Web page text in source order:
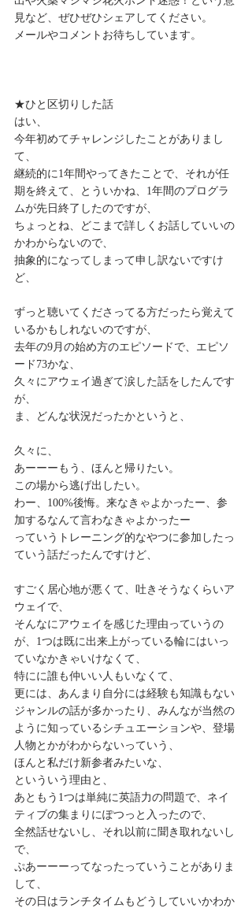
見など、ぜひぜひシェアしてください。
メールやコメントお待ちしています。
★ひと区切りした話
はい、
今年初めてチャレンジしたことがありまし
て、
継続的に1年間やってきたことで、それが任
期を終えて、とういかね、1年間のプログラ
ムが先日終了したのですが、
ちょっとね、どこまで詳しくお話していいの
かわからないので、
抽象的になってしまって申し訳ないですけ
ど、
ずっと聴いてくださってる方だったら覚えて
いるかもしれないのですが、
去年の9月の始め方のエピソードで、エピソ
ード73かな、
久々にアウェイ過ぎて涙した話をしたんです
が、
ま、どんな状況だったかというと、
久々に、
あーーーもう、ほんと帰りたい。
この場から逃げ出したい。
わー、100%後悔。来なきゃよかったー、参
加するなんて言わなきゃよかったー
っていうトレーニング的なやつに参加したっ
ていう話だったんですけど、
すごく居心地が悪くて、吐きそうなくらいア
ウェイで、
そんなにアウェイを感じた理由っていうの
が、1つは既に出来上がっている輪にはいっ
ていなかきゃいけなくて、
特にに誰も仲いい人もいなくて、
更には、あんまり自分には経験も知識もない
ジャンルの話が多かったり、みんなが当然の
ように知っているシチュエーションや、登場
人物とかがわからないっていう、
ほんと私だけ新参者みたいな、
といういう理由と、
あともう1つは単純に英語力の問題で、ネイ
ティブの集まりにぽつっと入ったので、
全然話せないし、それ以前に聞き取れないし
で、
ぷあーーーってなったっていうことがありま
して、
その日はランチタイムもどうしていいかわか